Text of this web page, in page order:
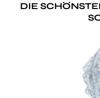
DIE